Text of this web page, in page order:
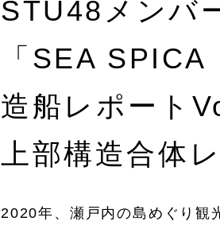
STU48メンバ
「SEA
造船レポート
上部構造合体
2020年、瀬戸内の島めぐり観